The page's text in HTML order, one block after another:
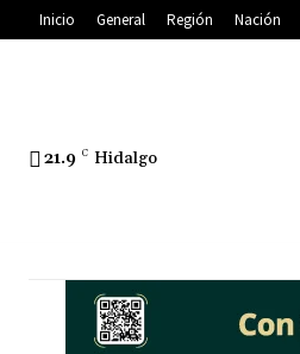
Inicio General Región Nación
21.9 C Hidalgo